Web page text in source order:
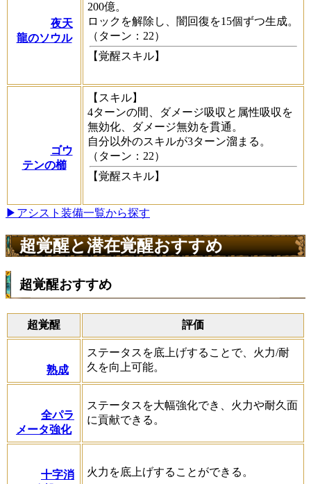
夜天
龍のソウル
200億。
ロックを解除し、闇回復を15個ずつ生成。
（ターン：22）
【覚醒スキル】
ゴウ
テンの櫛
【スキル】
4ターンの間、ダメージ吸収と属性吸収を
無効化、ダメージ無効を貫通。
自分以外のスキルが3ターン溜まる。
（ターン：22）
【覚醒スキル】
▶アシスト装備一覧から探す
超覚醒と潜在覚醒おすすめ
超覚醒おすすめ
超覚醒 評価
熟成
ステータスを底上げすることで、火力/耐
久を向上可能。
全パラ
メータ強化
ステータスを大幅強化でき、火力や耐久面
に貢献できる。
十字消
火力を底上げすることができる。